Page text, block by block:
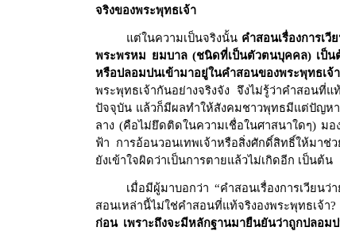
จริงของพระพุทธเจ้า
แต่ในความเป็นจริงนั้น คำสอนเรื่องการเ
พระพรหม ยมบาล (ชนิดที่เป็นตัวตนบุคคล) เป็
หรือปลอมปนเข้ามาอยู่ในคำสอนของพระพุทธ
พระพุทธเจ้ากันอย่างจริงจัง จึงไม่รู้ว่าคำสอนที่
ปัจจุบัน แล้วก็มีผลทำให้สังคมชาวพุทธมีแต่ปัญหา
ลาง (คือไม่ยึดติดในความเชื่อในศาสนาใดๆ) มอ
ฟ้า การอ้อนวอนเทพเจ้าหรือสิ่งศักดิ์สิทธิ์ให้มา
ยังเข้าใจผิดว่าเป็นการตายแล้วไม่เกิดอีก เป็นต้น
เมื่อมีผู้มาบอกว่า “คำสอนเรื่องการเวียน
สอนเหล่านี้ไม่ใช่คำสอนที่แท้จริงองพระพุทธเ
ก่อน เพราะถึงจะมีหลักฐานมายืนยันว่าถูกปลอ